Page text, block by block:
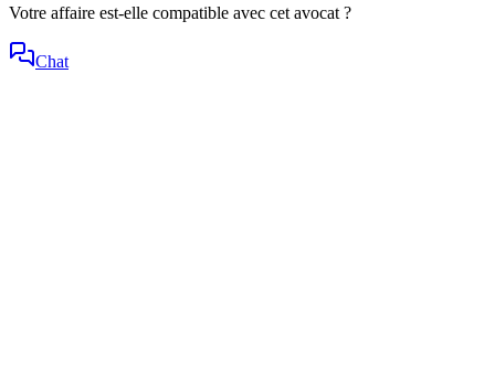
Votre affaire est-elle compatible avec cet avocat ?
Chat